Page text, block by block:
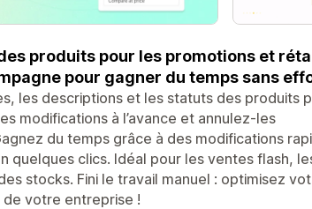
produits pour les promotions et
pour gagner du temps sans
les descriptions et les statuts des produits
modifications à l’avance et annulez-les
du temps grâce à des modifications
quelques clics. Idéal pour les ventes flash,
stocks. Fini le travail manuel : optimisez
votre entreprise !